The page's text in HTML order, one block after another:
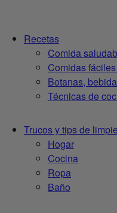
Recetas
Comida
Comidas
Botanas,
Técnicas de
Trucos y tips de
Hogar
Cocina
Ropa
Baño